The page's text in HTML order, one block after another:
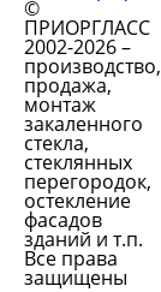
©
ПРИОРГЛАСС
2002-2026 –
производство,
продажа,
монтаж
закаленного
стекла,
стеклянных
перегородок,
остекление
фасадов
зданий и т.п.
Все права
защищены